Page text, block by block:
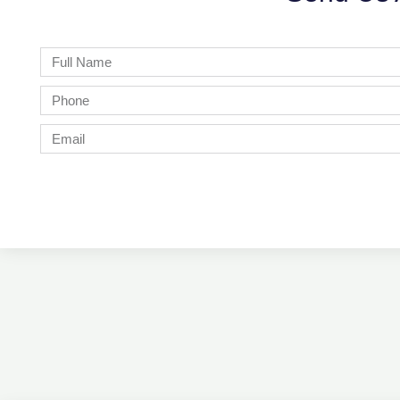
Full
Name
Phone
Email